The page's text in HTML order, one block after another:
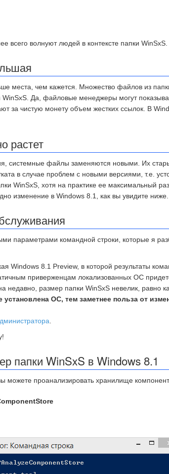
всего волнуют людей в контексте папки WinSxS.
места, чем кажется. Множество файлов из
Да, файловые менеджеры могут
за чистую монету объем жестких ссылок. В
растет
системные файлы заменяются новыми. Их
в случае проблем с новыми версиями, т.е.
WinSxS, хотя на практике ее максимальный
изменение в Windows 8.1, как вы увидите ниже.
параметрами командной строки, которые я
Windows 8.1 Preview, в которой результаты
приверженцам локализованных ОС
недавно, размер папки WinSxS невелик, равно
ОС, тем заметнее польза от
папки WinSxS в Windows 8.1
проанализировать хранилище